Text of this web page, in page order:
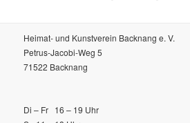
Heimat- und Kunstverein Backnang e. V.
Petrus-Jacobi-Weg 5
71522 Backnang
Di – Fr 16 – 19 Uhr